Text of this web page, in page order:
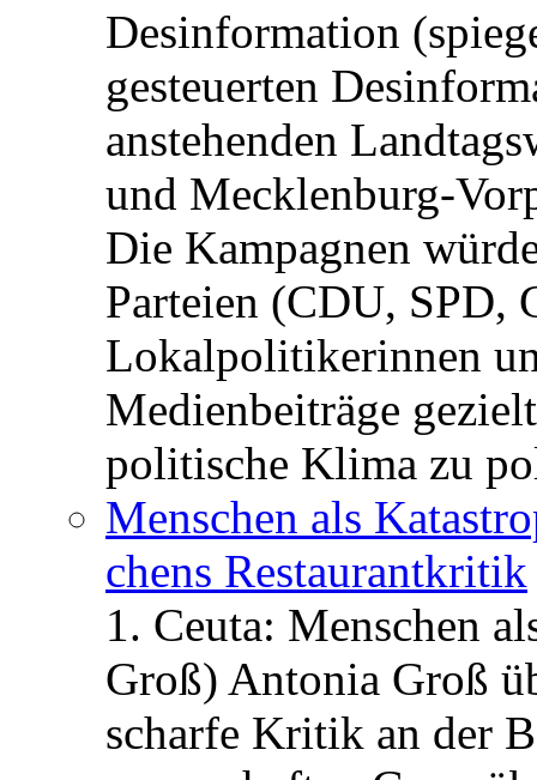
Desinformation
gesteuerten
anstehenden
und Mecklenburg-
Die Kampagnen
Parteien (CDU, SPD,
Lokalpolitikerinnen
Medienbeiträge
politische Klima zu
Menschen als
chens Restau­rant­kritik
1. Ceuta: Menschen
Groß) Antonia Groß
scharfe Kritik an der